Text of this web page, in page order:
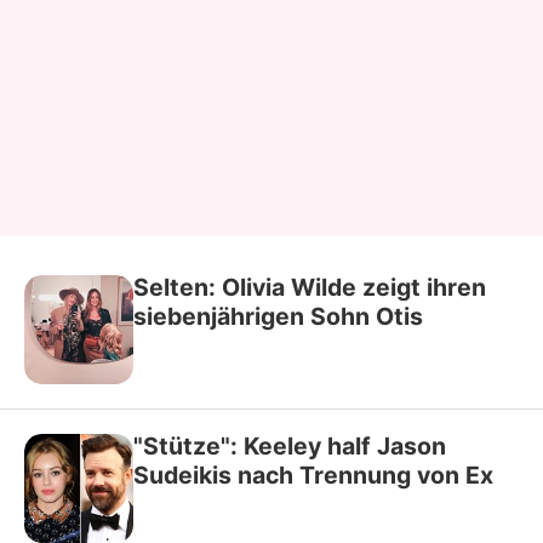
Selten: Olivia Wilde zeigt ihren
siebenjährigen Sohn Otis
"Stütze": Keeley half Jason
Sudeikis nach Trennung von Ex